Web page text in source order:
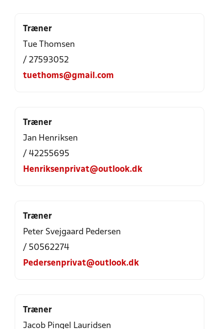
Træner
Tue Thomsen
/ 27593052
tuethoms@gmail.com
Træner
Jan Henriksen
/ 42255695
Henriksenprivat@outlook.dk
Træner
Peter Svejgaard Pedersen
/ 50562274
Pedersenprivat@outlook.dk
Træner
Jacob Pingel Lauridsen